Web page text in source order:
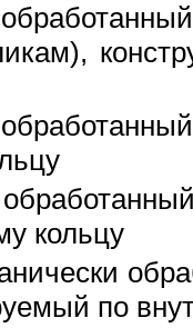
кольцу
по